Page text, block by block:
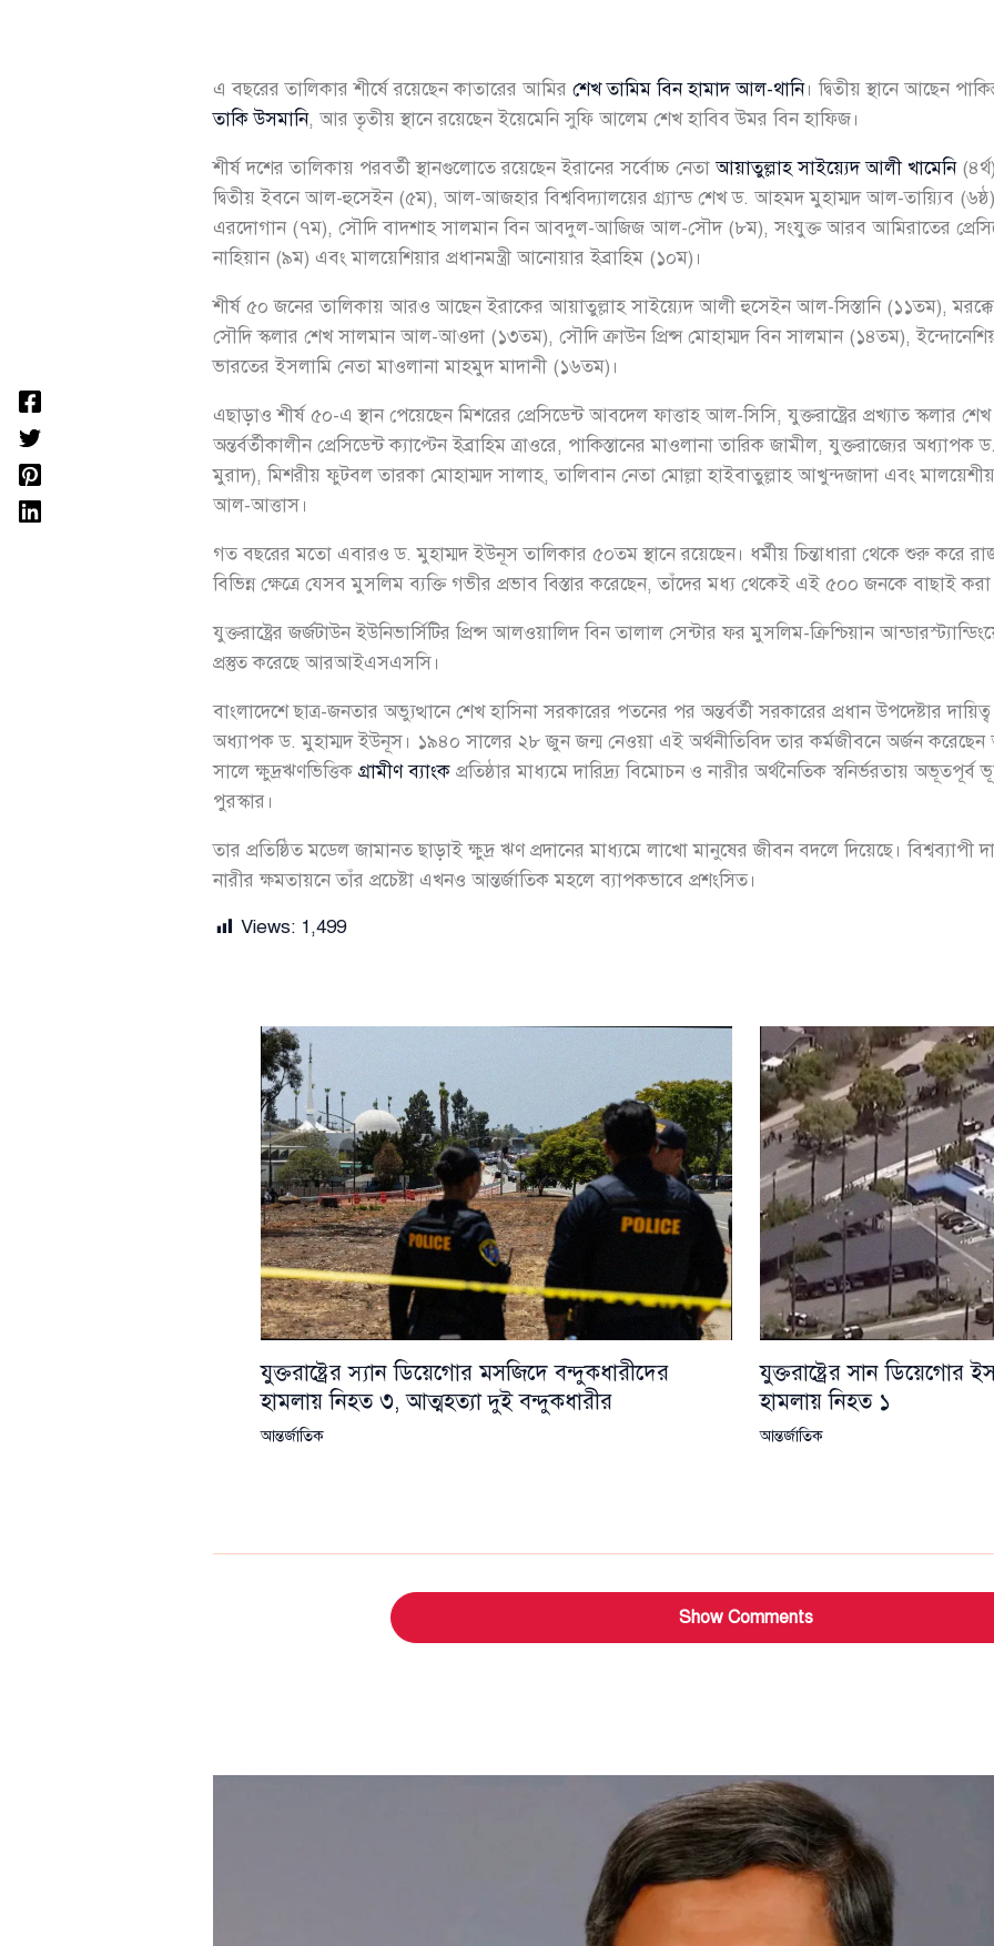
এ বছরের তালিকার শীর্ষে রয়েছেন কাতারের আমির শেখ তামিম বিন হামাদ আল-থানি। দ্বিতীয় স্থানে আছেন
তাকি উসমানি, আর তৃতীয় স্থানে রয়েছেন ইয়েমেনি সুফি আলেম শেখ হাবিব উমর বিন হাফিজ।
শীর্ষ দশের তালিকায় পরবর্তী স্থানগুলোতে রয়েছেন ইরানের সর্বোচ্চ নেতাআয়াতুল্লাহ সাইয়্যেদ আলী খামেনি
দ্বিতীয় ইবনে আল-হুসেইন (৫ম), আল-আজহার বিশ্ববিদ্যালয়ের গ্র্যান্ড শেখ ড. আহমদ মুহাম্মদ আল-তায়্যিব (৬ষ্ঠ),
এরদোগান (৭ম), সৌদি বাদশাহ সালমান বিন আবদুল-আজিজ আল-সৌদ (৮ম), সংযুক্ত আরব আমিরাতের
নাহিয়ান (৯ম) এবং মালয়েশিয়ার প্রধানমন্ত্রী আনোয়ার ইব্রাহিম (১০ম)।
শীর্ষ ৫০ জনের তালিকায় আরও আছেন ইরাকের আয়াতুল্লাহ সাইয়্যেদ আলী হুসেইন আল-সিস্তানি (১১তম),
সৌদি স্কলার শেখ সালমান আল-আওদা (১৩তম), সৌদি ক্রাউন প্রিন্স মোহাম্মদ বিন সালমান (১৪তম),
ভারতের ইসলামি নেতা মাওলানা মাহমুদ মাদানী (১৬তম)।
এছাড়াও শীর্ষ ৫০-এ স্থান পেয়েছেন মিশরের প্রেসিডেন্ট আবদেল ফাত্তাহ আল-সিসি, যুক্তরাষ্ট্রের প্রখ্যাত স্কলার
অন্তর্বর্তীকালীন প্রেসিডেন্ট ক্যাপ্টেন ইব্রাহিম ত্রাওরে, পাকিস্তানের মাওলানা তারিক জামীল, যুক্তরাজ্যের
মুরাদ), মিশরীয় ফুটবল তারকা মোহাম্মদ সালাহ, তালিবান নেতা মোল্লা হাইবাতুল্লাহ আখুন্দজাদা এবং
আল-আত্তাস।
গত বছরের মতো এবারও ড. মুহাম্মদ ইউনূস তালিকার ৫০তম স্থানে রয়েছেন। ধর্মীয় চিন্তাধারা থেকে শুরু করে
বিভিন্ন ক্ষেত্রে যেসব মুসলিম ব্যক্তি গভীর প্রভাব বিস্তার করেছেন, তাঁদের মধ্য থেকেই এই ৫০০ জনকে বাছাই
যুক্তরাষ্ট্রের জর্জটাউন ইউনিভার্সিটির প্রিন্স আলওয়ালিদ বিন তালাল সেন্টার ফর মুসলিম-ক্রিশ্চিয়ান
প্রস্তুত করেছে আরআইএসএসসি।
বাংলাদেশে ছাত্র-জনতার অভ্যুত্থানে শেখ হাসিনা সরকারের পতনের পর অন্তর্বর্তী সরকারের প্রধান উপদেষ্টার
অধ্যাপক ড. মুহাম্মদ ইউনূস। ১৯৪০ সালের ২৮ জুন জন্ম নেওয়া এই অর্থনীতিবিদ তার কর্মজীবনে অর্জন করেছেন
সালে ক্ষুদ্রঋণভিত্তিক গ্রামীণ ব্যাংক প্রতিষ্ঠার মাধ্যমে দারিদ্র্য বিমোচন ও নারীর অর্থনৈতিক স্বনির্ভরতায় অভূতপূর্ব
পুরস্কার।
তার প্রতিষ্ঠিত মডেল জামানত ছাড়াই ক্ষুদ্র ঋণ প্রদানের মাধ্যমে লাখো মানুষের জীবন বদলে দিয়েছে। বিশ্বব্যাপী
নারীর ক্ষমতায়নে তাঁর প্রচেষ্টা এখনও আন্তর্জাতিক মহলে ব্যাপকভাবে প্রশংসিত।
Views: 1,499
যুক্তরাষ্ট্রের স্যান ডিয়েগোর মসজিদে বন্দুকধারীদের
হামলায় নিহত ৩, আত্মহত্যা দুই বন্দুকধারীর
আন্তর্জাতিক
যুক্তরাষ্ট্রের সান ডিয়েগোর
হামলায় নিহত ১
আন্তর্জাতিক
Show Comments